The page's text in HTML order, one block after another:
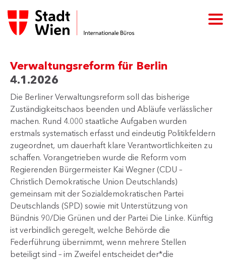
Verwaltungsreform für Berlin
4.1.2026
Die Berliner Verwaltungsreform soll das bisherige
Zuständigkeitschaos beenden und Abläufe verlässlicher
machen. Rund 4.000 staatliche Aufgaben wurden
erstmals systematisch erfasst und eindeutig Politikfeldern
zugeordnet, um dauerhaft klare Verantwortlichkeiten zu
schaffen. Vorangetrieben wurde die Reform vom
Regierenden Bürgermeister Kai Wegner (CDU –
Christlich Demokratische Union Deutschlands)
gemeinsam mit der Sozialdemokratischen Partei
Deutschlands (SPD) sowie mit Unterstützung von
Bündnis 90/Die Grünen und der Partei Die Linke. Künftig
ist verbindlich geregelt, welche Behörde die
Federführung übernimmt, wenn mehrere Stellen
beteiligt sind – im Zweifel entscheidet der*die